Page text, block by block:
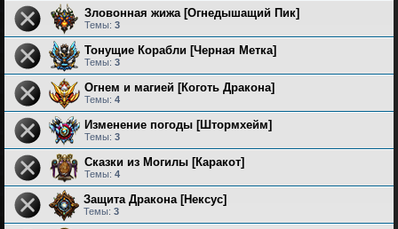
Зловонная жижа [Огнедышащий Пик]
Темы: 3
Тонущие Корабли [Черная Метка]
Темы: 3
Огнем и магией [Коготь Дракона]
Темы: 4
Изменение погоды [Штормхейм]
Темы: 3
Сказки из Могилы [Каракот]
Темы: 4
Защита Дракона [Нексус]
Темы: 3